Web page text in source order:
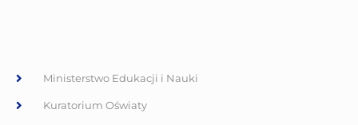
Ministerstwo Edukacji i Nauki
Kuratorium Oświaty